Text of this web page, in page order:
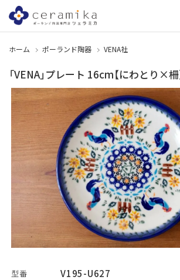
ホーム ポーランド陶器 VENA社
「VENA」プレート 16cm【にわとり×柵
型番 V195-U627